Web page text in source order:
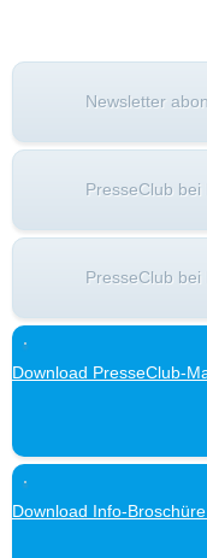
Newsletter
PresseClub bei
PresseClub bei
Download PresseClub-
Download Info-